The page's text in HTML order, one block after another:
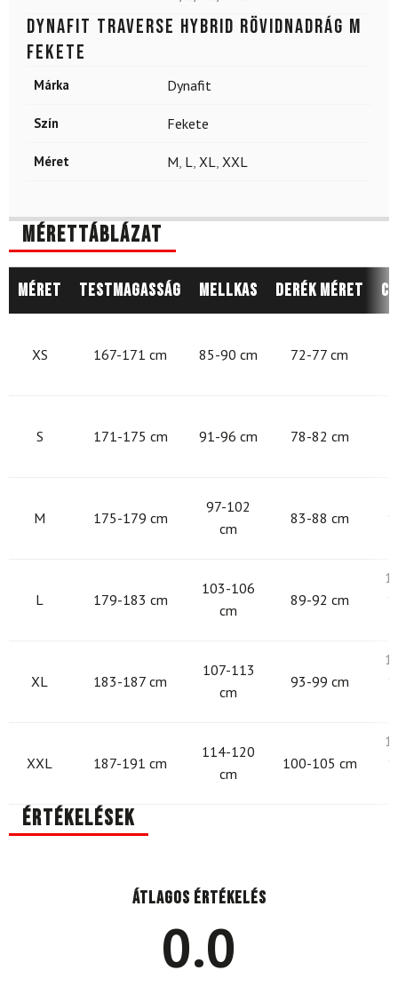
DYNAFIT Traverse Hybrid Rövidnadrág M
Fekete
Márka Dynafit
Szín Fekete
Méret M, L, XL, XXL
Mérettáblázat
Méret Testmagasság Mellkas Derék méret
XS 167-171 cm 85-90 cm 72-77 cm
S 171-175 cm 91-96 cm 78-82 cm
M 175-179 cm
97-102
cm
83-88 cm
L 179-183 cm
103-106
cm
89-92 cm
XL 183-187 cm
107-113
cm
93-99 cm
XXL 187-191 cm
114-120
cm
100-105 cm
Értékelések
Átlagos értékelés
0.0